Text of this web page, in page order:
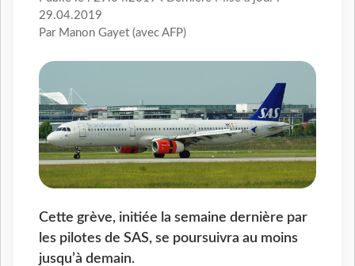
29.04.2019
Par Manon Gayet (avec AFP)
Cette grève, initiée la semaine dernière par
les pilotes de SAS, se poursuivra au moins
jusqu’à demain.